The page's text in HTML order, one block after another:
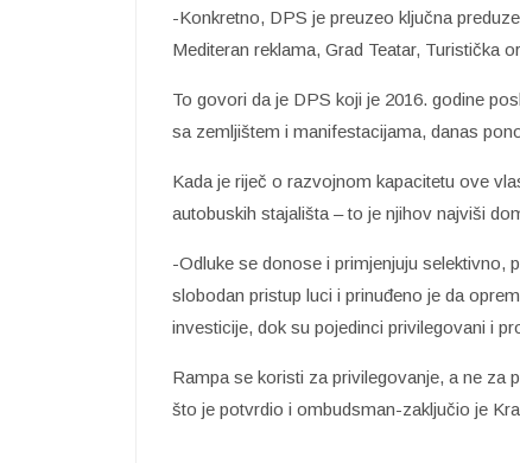
-Konkretno, DPS je preuzeo ključna
Mediteran reklama, Grad Teatar, Turistička
To govori da je DPS koji je 2016. godine
sa zemljištem i manifestacijama, danas
Kada je riječ o razvojnom kapacitetu ove
autobuskih stajališta – to je njihov najviši
-Odluke se donose i primjenjuju
slobodan pristup luci i prinuđeno je da
investicije, dok su pojedinci privilegovani i
Rampa se koristi za privilegovanje, a ne za
što je potvrdio i ombudsman-zaključio je